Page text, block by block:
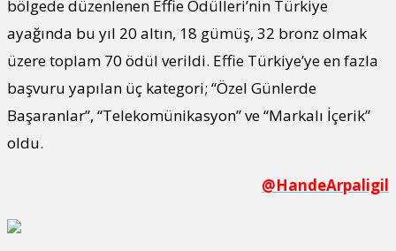
bölgede düzenlenen Effie Ödülleri’nin Türkiye
ayağında bu yıl 20 altın, 18 gümüş, 32 bronz olmak
üzere toplam 70 ödül verildi. Effie Türkiye’ye en fazla
başvuru yapılan üç kategori; “Özel Günlerde
Başaranlar”, “Telekomünikasyon” ve “Markalı İçerik”
oldu.
@HandeArpaligil